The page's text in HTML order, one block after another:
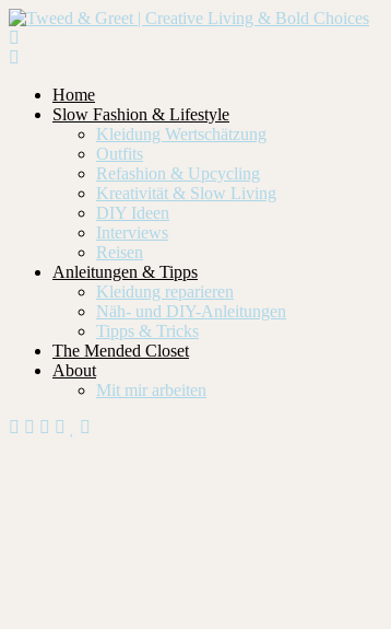
Home
Slow Fashion & Lifestyle
Kleidung Wertschätzung
Outfits
Refashion & Upcycling
Kreativität & Slow Living
DIY Ideen
Interviews
Reisen
Anleitungen & Tipps
Kleidung reparieren
Näh- und DIY-Anleitungen
Tipps & Tricks
The Mended Closet
About
Mit mir arbeiten